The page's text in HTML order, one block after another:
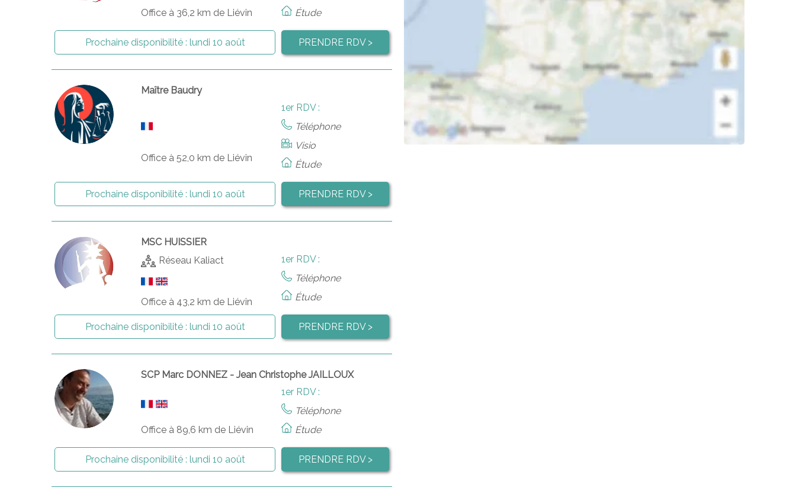
Office à 36,2 km de Liévin
Étude
Prochaine disponibilité : lundi 10 août PRENDRE RDV >
Maître Baudry
Office à 52,0 km de Liévin
1er RDV :
Téléphone
Visio
Étude
Prochaine disponibilité : lundi 10 août PRENDRE RDV >
MSC HUISSIER
Réseau Kaliact
Office à 43,2 km de Liévin
1er RDV :
Téléphone
Étude
Prochaine disponibilité : lundi 10 août PRENDRE RDV >
SCP Marc DONNEZ - Jean Christophe JAILLOUX
Office à 89,6 km de Liévin
1er RDV :
Téléphone
Étude
Prochaine disponibilité : lundi 10 août PRENDRE RDV >